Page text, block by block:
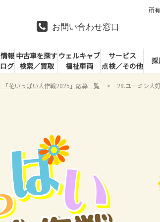
お問い合わせ窓口
報
グ
中古車を探す
検索／買取
ウェルキャブ
福祉車両
サービス
点検／その他
所
「花いっぱい大作戦2025」応募一覧 28.ユーミン大